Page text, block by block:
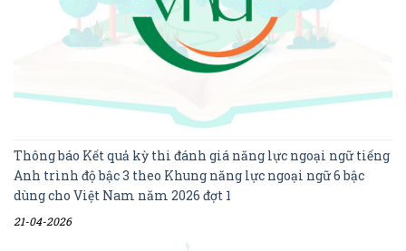
Thông báo Kết quả kỳ thi đánh giá năng lực ngoại ngữ tiếng
Anh trình độ bậc 3 theo Khung năng lực ngoại ngữ 6 bậc
dùng cho Việt Nam năm 2026 đợt 1
21-04-2026